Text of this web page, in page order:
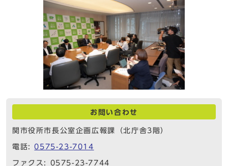
お問い合わせ
関市役所市長公室企画広報課（北庁舎3階）
電話:0575-23-7014
ファクス: 0575-23-7744